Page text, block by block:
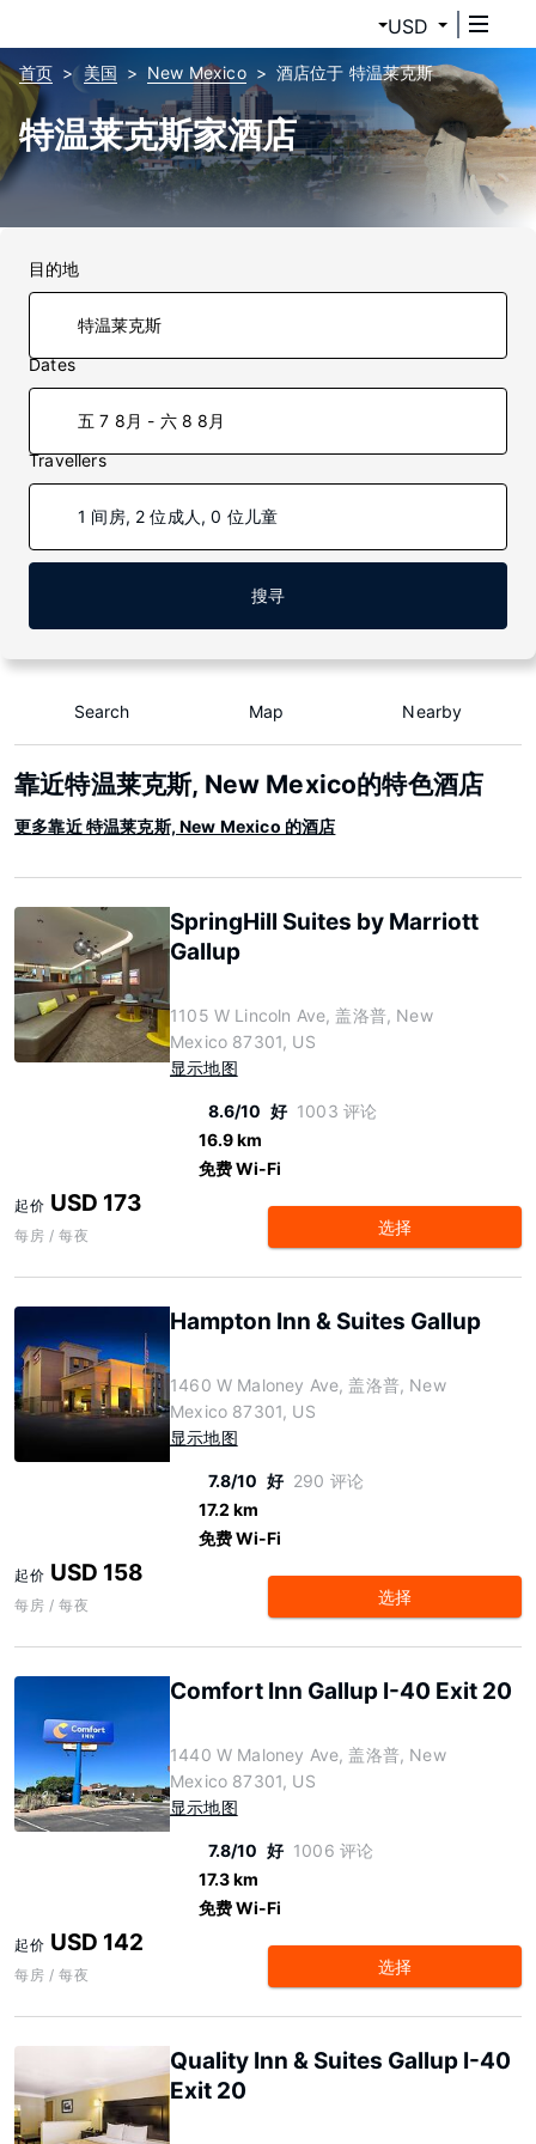
USD
首页 美国 New Mexico 酒店位于 特温莱克斯
特温莱克斯家酒店
目的地
Dates
五 7 8月 - 六 8 8月
Travellers
1 间房, 2 位成人, 0 位儿童
搜寻
Search Map Nearby
靠近特温莱克斯, New Mexico的特色酒店
更多靠近 特温莱克斯, New Mexico 的酒店
SpringHill Suites by Marriott
Gallup
1105 W Lincoln Ave, 盖洛普, New
Mexico 87301, US
显示地图
8.6/10 好 1003 评论
16.9 km
免费 Wi-Fi
起价 USD 173
每房 / 每夜 选择
Hampton Inn & Suites Gallup
1460 W Maloney Ave, 盖洛普, New
Mexico 87301, US
显示地图
7.8/10 好 290 评论
17.2 km
免费 Wi-Fi
起价 USD 158
每房 / 每夜 选择
Comfort Inn Gallup I-40 Exit 20
1440 W Maloney Ave, 盖洛普, New
Mexico 87301, US
显示地图
7.8/10 好 1006 评论
17.3 km
免费 Wi-Fi
起价 USD 142
每房 / 每夜 选择
Quality Inn & Suites Gallup I-40
Exit 20